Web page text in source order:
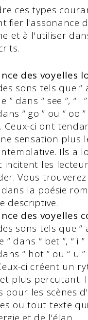
ces types
l'assonance
et à l'utiliser
des voyelles
sons tels que “
” dans “ see ”, “ i
“ go ” ou “ oo
Ceux-ci ont
sensation plus
Ils
incitent les
Vous
la poésie
descriptive.
des voyelles
sons tels que “
” dans “ bet ”, “ i
“ hot ” ou “ u
ci créent un
plus percutant.
pour les scènes
ou tout texte